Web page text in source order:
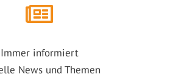
Immer informiert
News und Themen